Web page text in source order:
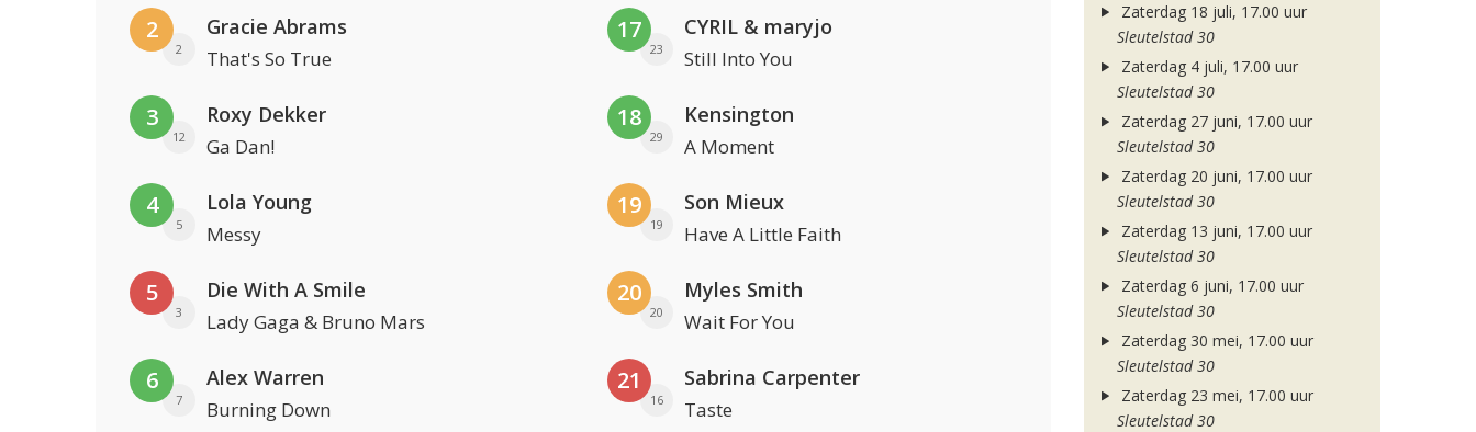
2
2
Gracie Abrams
That's So True
3
12
Roxy Dekker
Ga Dan!
4
5
Lola Young
Messy
5
3
Die With A Smile
Lady Gaga & Bruno Mars
6
7
Alex Warren
Burning Down
17
23
CYRIL & maryjo
Still Into You
18
29
Kensington
A Moment
19
19
Son Mieux
Have A Little Faith
20
20
Myles Smith
Wait For You
21
16
Sabrina Carpenter
Taste
Zaterdag 18 juli, 17.00 uur
Sleutelstad 30
Zaterdag 4 juli, 17.00 uur
Sleutelstad 30
Zaterdag 27 juni, 17.00 uur
Sleutelstad 30
Zaterdag 20 juni, 17.00 uur
Sleutelstad 30
Zaterdag 13 juni, 17.00 uur
Sleutelstad 30
Zaterdag 6 juni, 17.00 uur
Sleutelstad 30
Zaterdag 30 mei, 17.00 uur
Sleutelstad 30
Zaterdag 23 mei, 17.00 uur
Sleutelstad 30